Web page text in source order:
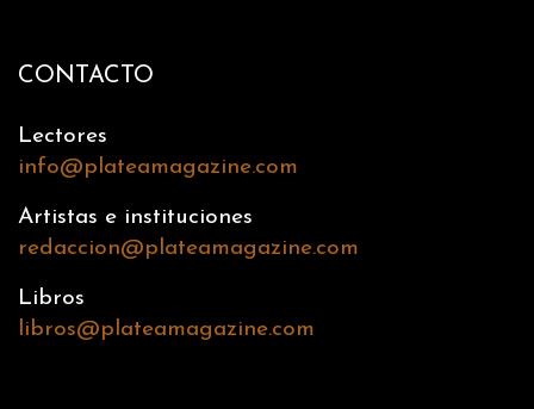
CONTACTO
Lectores
info@plateamagazine.com
Artistas e instituciones
redaccion@plateamagazine.com
Libros
libros@plateamagazine.com